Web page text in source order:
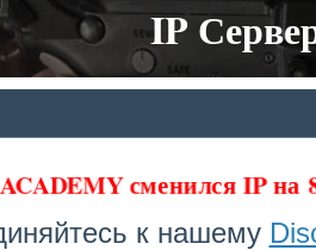
IP
сменился IP на
к нашему